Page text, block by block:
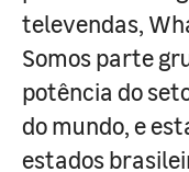
televendas,
Somos parte
potência do
do mundo, e
estados